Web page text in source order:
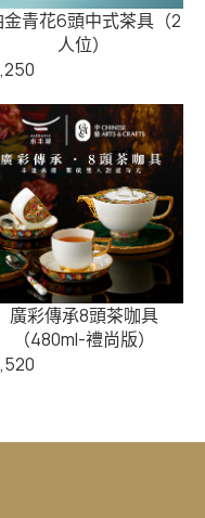
金青花6頭中式茶具（2
人位）
廣彩傳承8頭茶咖具
（480ml-禮尚版）